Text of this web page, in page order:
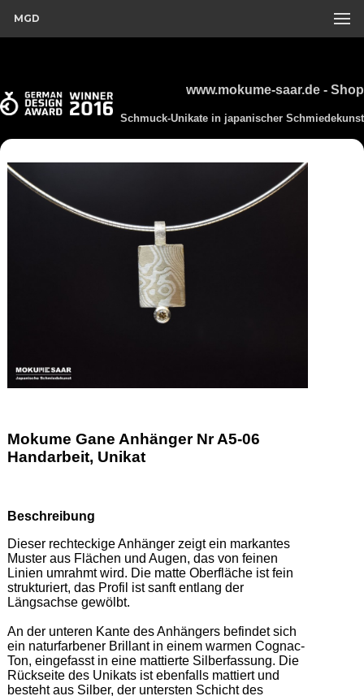
MGD
www.mokume-saar.de - Shop
Schmuck-Unikate in japanischer Schmiedekunst
Mokume Gane Anhänger Nr A5-06
Handarbeit, Unikat
Beschreibung
Dieser rechteckige Anhänger zeigt ein markantes
Muster aus Flächen und Augen, das von feinen
Linien umrahmt wird. Die matte Oberfläche ist fein
strukturiert, das Profil ist sanft entlang der
Längsachse gewölbt.
An der unteren Kante des Anhängers befindet sich
ein naturfarbener Brillant in einem warmen Cognac-
Ton, eingefasst in eine mattierte Silberfassung. Die
Rückseite des Unikats ist ebenfalls mattiert und
besteht aus Silber, der untersten Schicht des